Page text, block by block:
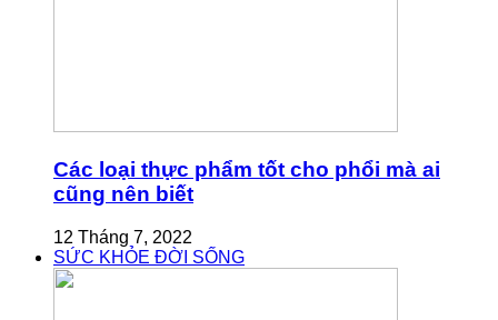
Các loại thực phẩm tốt cho phổi mà ai
cũng nên biết
12 Tháng 7, 2022
SỨC KHỎE ĐỜI SỐNG